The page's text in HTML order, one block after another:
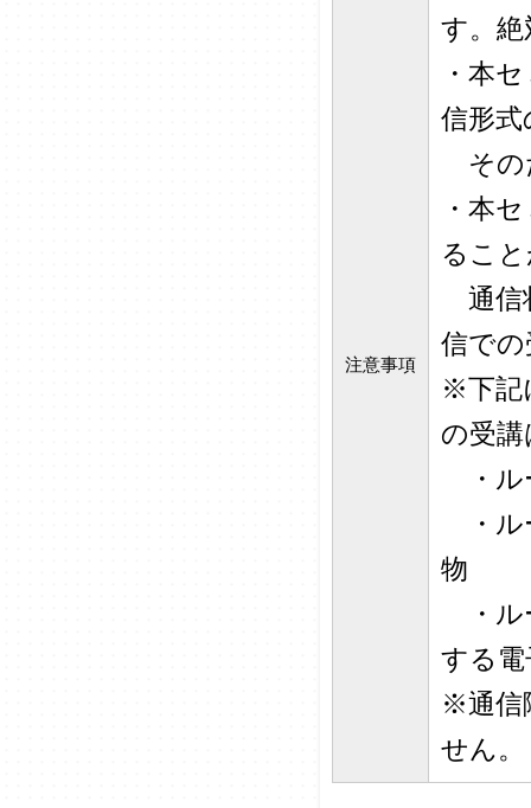
注意事項
す。
・本
信形
その
・本
るこ
通信
信で
※下記
の受
・ル
・ル
物
・ル
する
※通信
せん。